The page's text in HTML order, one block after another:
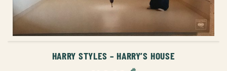
ᲙᲐᲚᲐᲗᲐᲨᲘ ᲓᲐᲛᲐᲢᲔᲑᲐ
HARRY STYLES – HARRY’S HOUSE